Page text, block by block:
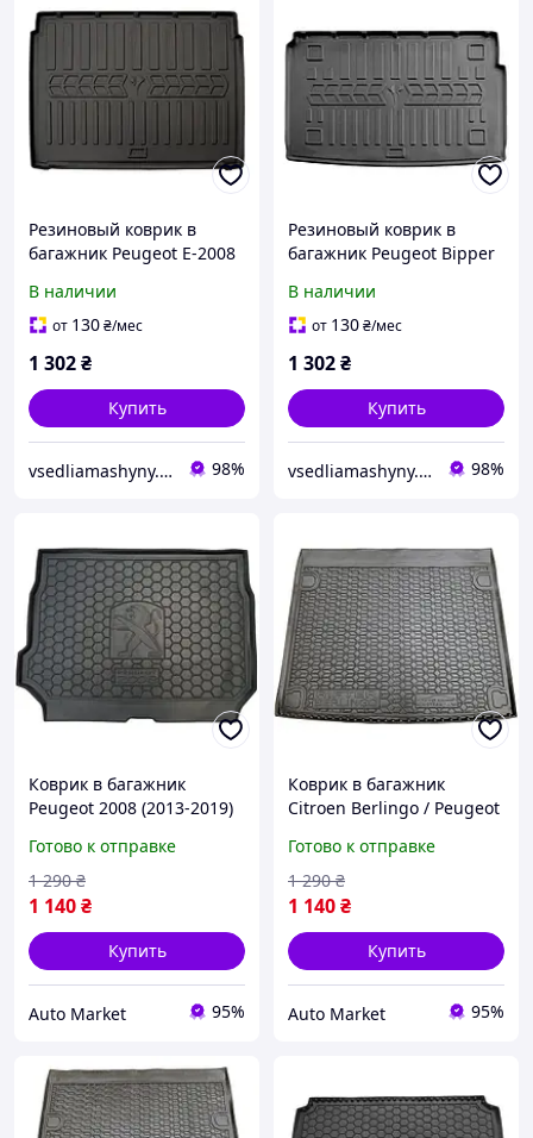
Резиновый коврик в
багажник Peugeot E-2008
(Stingray), Пежо Е 2008
В наличии
от 130₴/мес
1 302₴
Купить
vsedliamashyny.in.ua 98%
Резиновый коврик в
багажник Peugeot Bipper
Бипер
В наличии
от 130₴/мес
1 302₴
Купить
vsedliamashyny.in.ua 98%
Коврик в багажник
Peugeot 2008 (2013-2019)
Готово к отправке
1 140₴
1 290 ₴
Купить
Auto Market 95%
Коврик в багажник
Citroen Berlingo / Peugeot
короткая база резиновый
Готово к отправке
1 140₴
1 290 ₴
Купить
Auto Market 95%